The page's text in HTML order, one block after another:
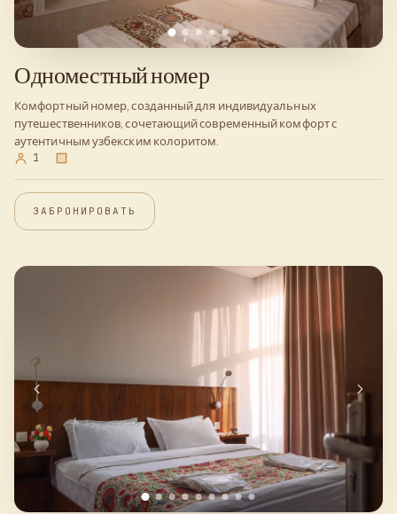
Одноместный номер
Комфортный номер, созданный для индивидуальных
путешественников, сочетающий современный комфорт с
аутентичным узбекским колоритом.
1
ЗАБРОНИРОВАТЬ